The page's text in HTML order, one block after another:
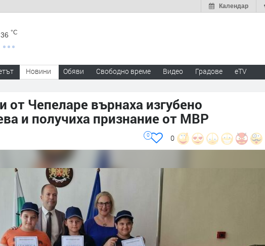
Календар
36 °C
Новини Обяви Свободно време Видео Градове eTV
от Чепеларе върнаха изгубено
и получиха признание от МВР
0
0